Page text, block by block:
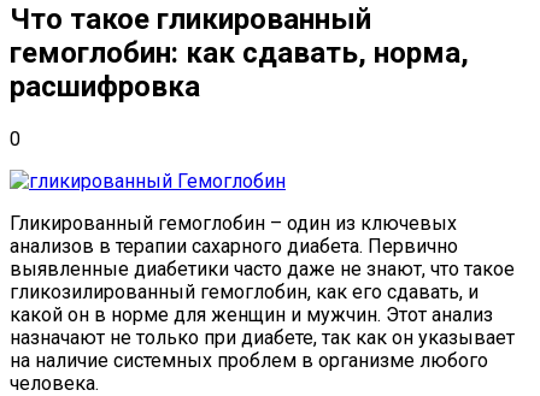
Что такое гликированный
гемоглобин: как сдавать, норма,
расшифровка
0
Гликированный гемоглобин – один из ключевых
анализов в терапии сахарного диабета. Первично
выявленные диабетики часто даже не знают, что такое
гликозилированный гемоглобин, как его сдавать, и
какой он в норме для женщин и мужчин. Этот анализ
назначают не только при диабете, так как он указывает
на наличие системных проблем в организме любого
человека.